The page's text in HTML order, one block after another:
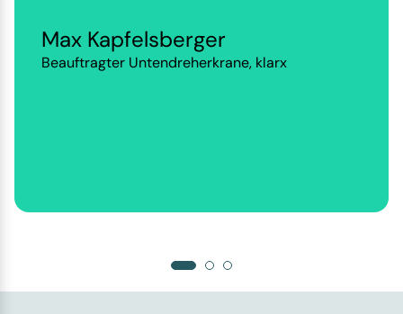
Max Kapfelsberger
Beauftragter Untendreherkrane, klarx